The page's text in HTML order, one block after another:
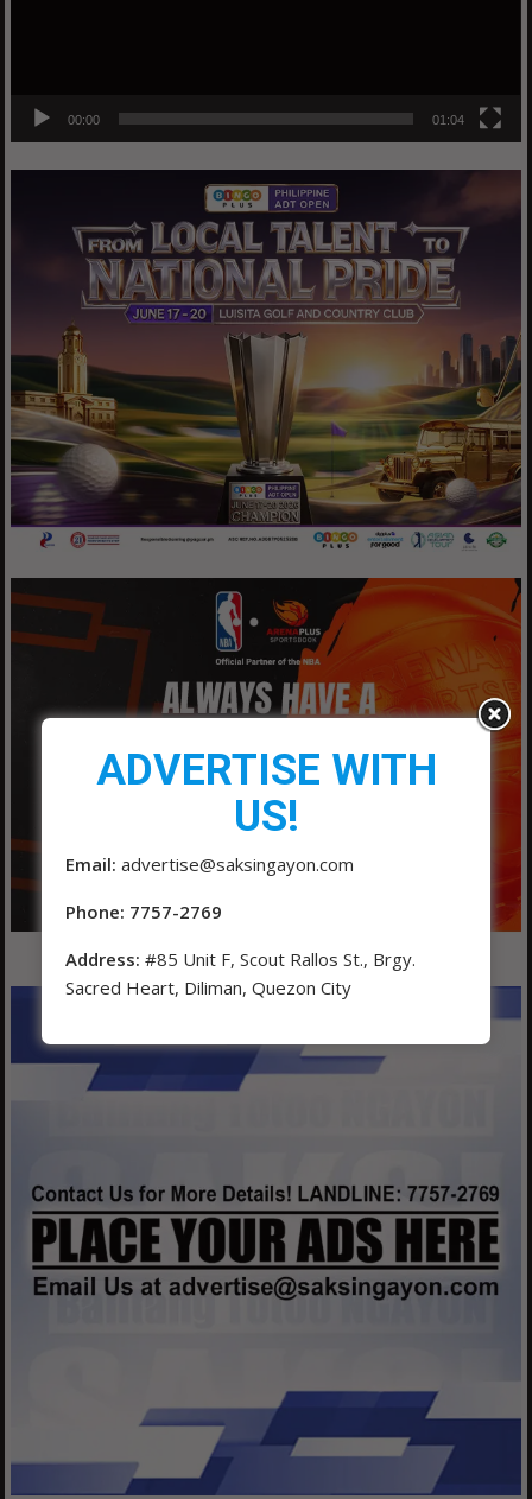
00:00 01:04
ADVERTISE WITH
US!
Email: advertise@saksingayon.com
Phone: 7757-2769
Address: #85 Unit F, Scout Rallos St., Brgy.
Sacred Heart, Diliman, Quezon City